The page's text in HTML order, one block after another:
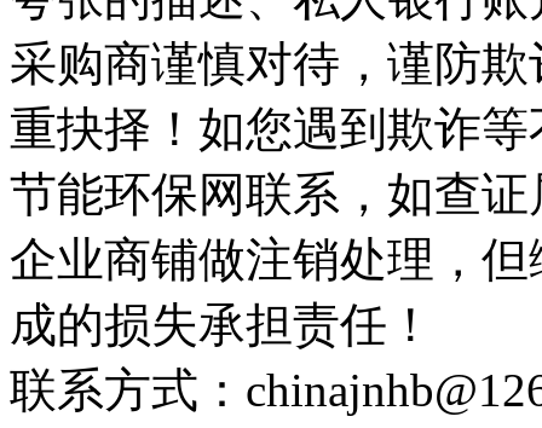
采购商谨慎对待，谨防
重抉择！如您遇到欺诈
节能环保网联系，如查
企业商铺做注销处理，
成的损失承担责任！
联系方式：